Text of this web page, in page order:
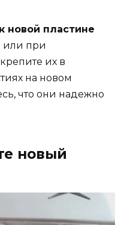
новой пластине
или при
их в
на новом
что они надежно
новый